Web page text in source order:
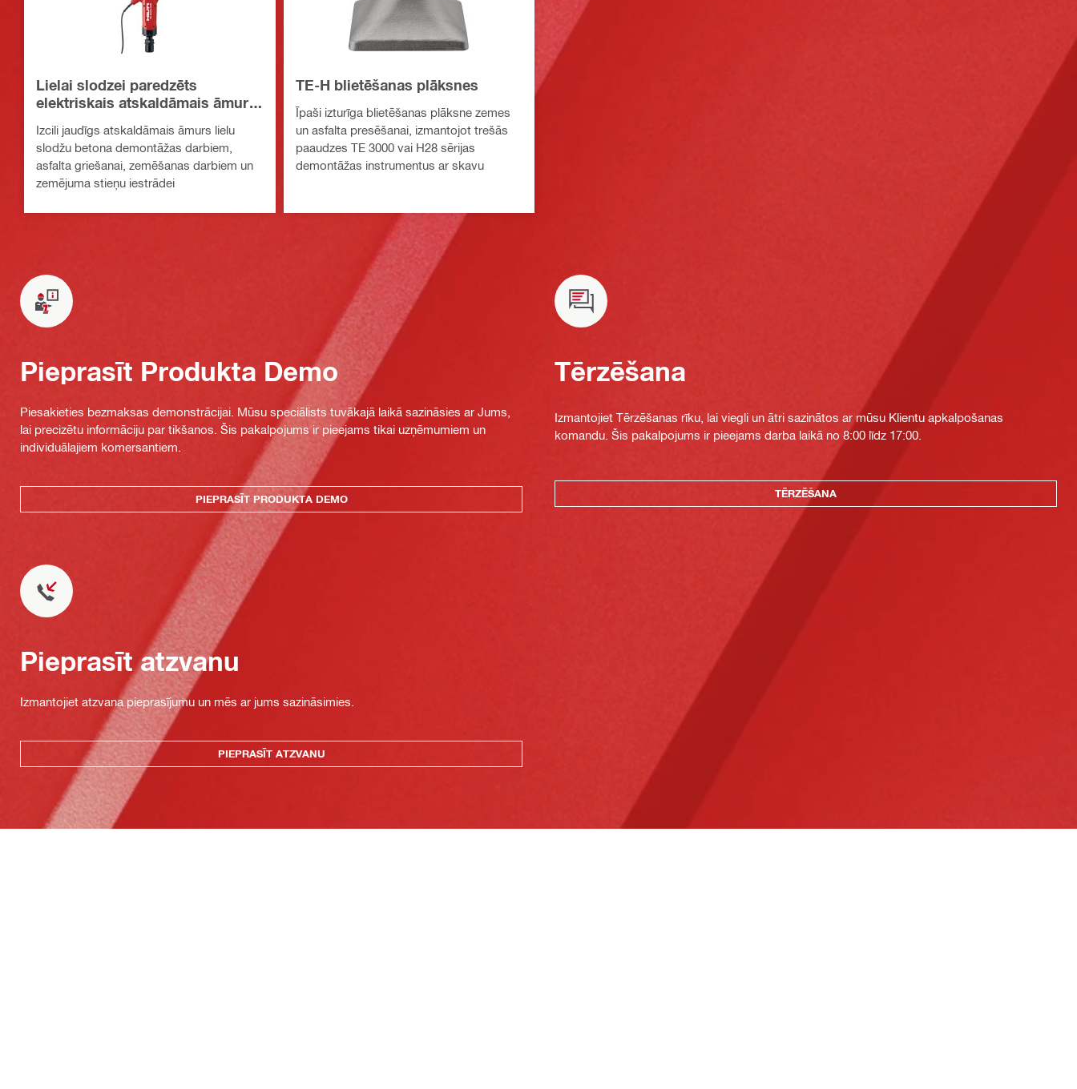
Lielai slodzei paredzēts
elektriskais atskaldāmais āmurs
Izcili jaudīgs atskaldāmais āmurs lielu
slodžu betona demontāžas darbiem,
asfalta griešanai, zemēšanas darbiem un
zemējuma stieņu iestrādei
TE-H blietēšanas plāksnes
Īpaši izturīga blietēšanas plāksne zemes
un asfalta presēšanai, izmantojot trešās
paaudzes TE 3000 vai H28 sērijas
demontāžas instrumentus ar skavu
Pieprasīt Produkta Demo
Piesakieties bezmaksas demonstrācijai. Mūsu speciālists tuvākajā laikā sazināsies ar Jums,
lai precizētu informāciju par tikšanos. Šis pakalpojums ir pieejams tikai uzņēmumiem un
individuālajiem komersantiem.
PIEPRASĪT PRODUKTA DEMO
Tērzēšana
Izmantojiet Tērzēšanas rīku, lai viegli un ātri sazinātos ar mūsu Klientu apkalpošanas
komandu. Šis pakalpojums ir pieejams darba laikā no 8:00 līdz 17:00.
TĒRZĒŠANA
Pieprasīt atzvanu
Izmantojiet atzvana pieprasījumu un mēs ar jums sazināsimies.
PIEPRASĪT ATZVANU